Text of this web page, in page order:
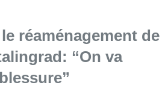
réaménagement de
“On va